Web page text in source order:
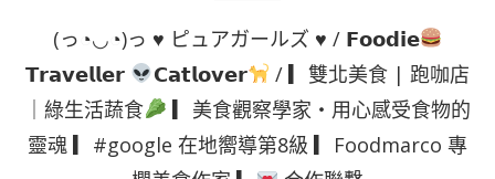
(っ◔◡◔)っ ♥ ピュアガールズ ♥ / 𝗙𝗼𝗼𝗱𝗶𝗲
𝗧𝗿𝗮𝘃𝗲𝗹𝗹𝗲𝗿
𝗖𝗮𝘁𝗹𝗼𝘃𝗲𝗿
/ ▎雙北美食 | 跑咖店
｜綠生活蔬食
▎美食觀察學家・用心感受食物的
靈魂 ▎#google 在地嚮導第8級 ▎Foodmarco 專